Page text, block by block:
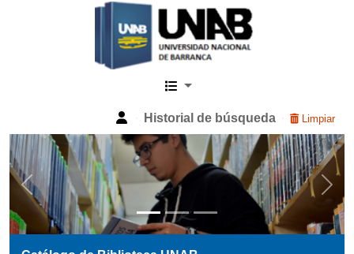
Catalogo Web UNAB
Historial de búsqueda Limpiar
Previous Next